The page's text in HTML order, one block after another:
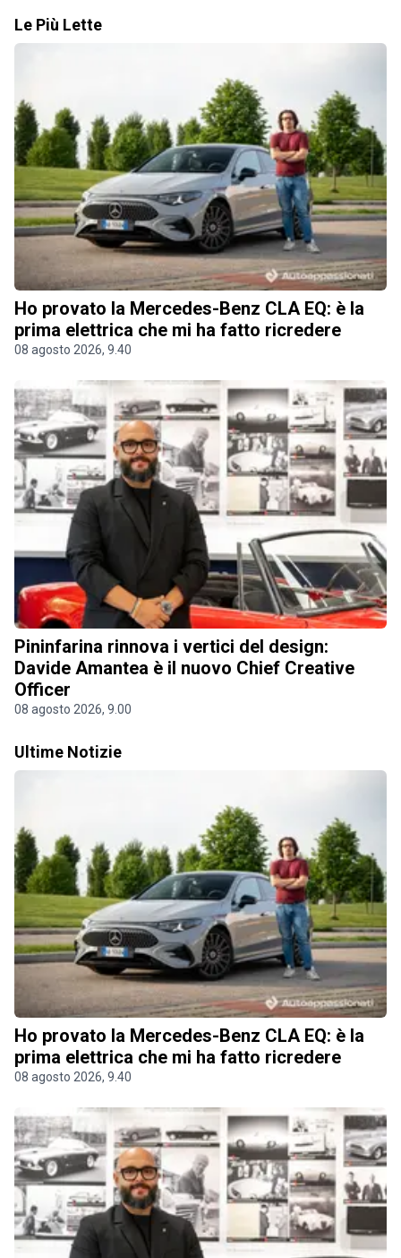
Le Più Lette
Ho provato la Mercedes-Benz CLA EQ: è la
prima elettrica che mi ha fatto ricredere
08 agosto 2026, 9.40
Pininfarina rinnova i vertici del design:
Davide Amantea è il nuovo Chief Creative
Officer
08 agosto 2026, 9.00
Ultime Notizie
Ho provato la Mercedes-Benz CLA EQ: è la
prima elettrica che mi ha fatto ricredere
08 agosto 2026, 9.40